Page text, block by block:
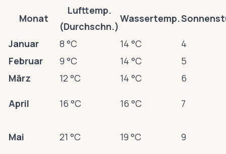
Monat
Lufttemp.
(Durchschn.)
Wassertemp.
Januar 8 °C 14 °C
4
Februar
9 °C 14 °C
5
März
12 °C 14 °C 6
April 16 °C 16 °C 7
Mai 21 °C 19 °C 9